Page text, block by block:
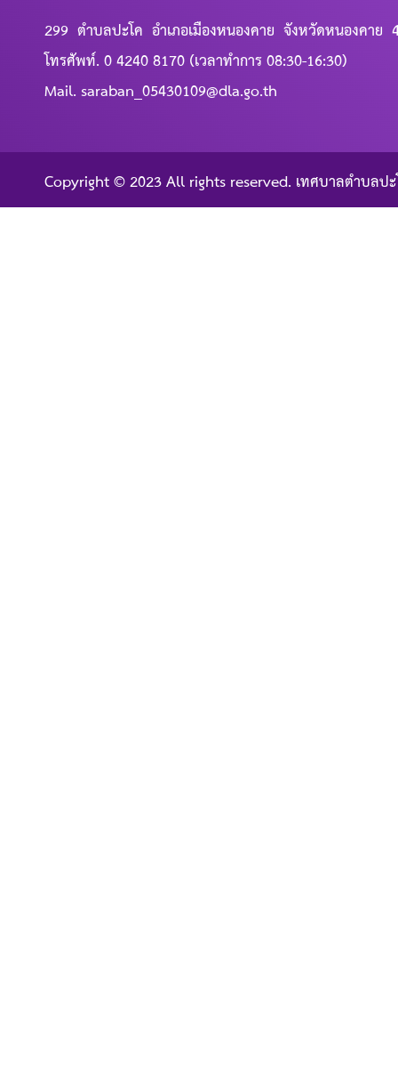
299 ตำบลปะโค อำเภอเมืองหนองคาย จังหวัดหนองคาย
โทรศัพท์. 0 4240 8170 (เวลาทำการ 08:30-16:30)
Mail. saraban_05430109@dla.go.th
Copyright © 2023 All rights reserved. เทศบาลตำบลป